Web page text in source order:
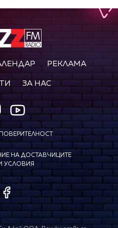
РЕКЛАМА
ЗА НАС
НА ДОСТАВЧИЦИТЕ
УСЛОВИЯ